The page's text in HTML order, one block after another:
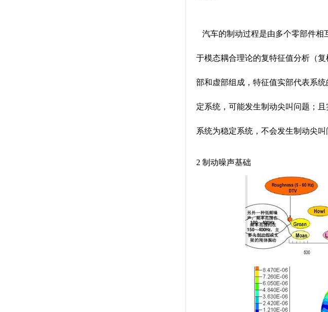
汽车的制动过程是由多个零部件相
于模态耦合理论的复特征值分析（
部和虚部组成，特征值实部代表系
定系统，可能发生制动尖叫问题；
系统为稳定系统，不会发生制动尖叫
2 制动噪声基础